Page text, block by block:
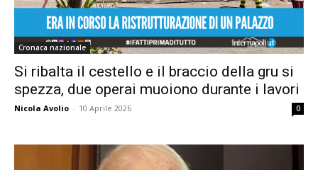
Cronaca nazionale
Si ribalta il cestello e il braccio della gru si
spezza, due operai muoiono durante i lavori
Nicola Avolio - 10 Aprile 2026 0